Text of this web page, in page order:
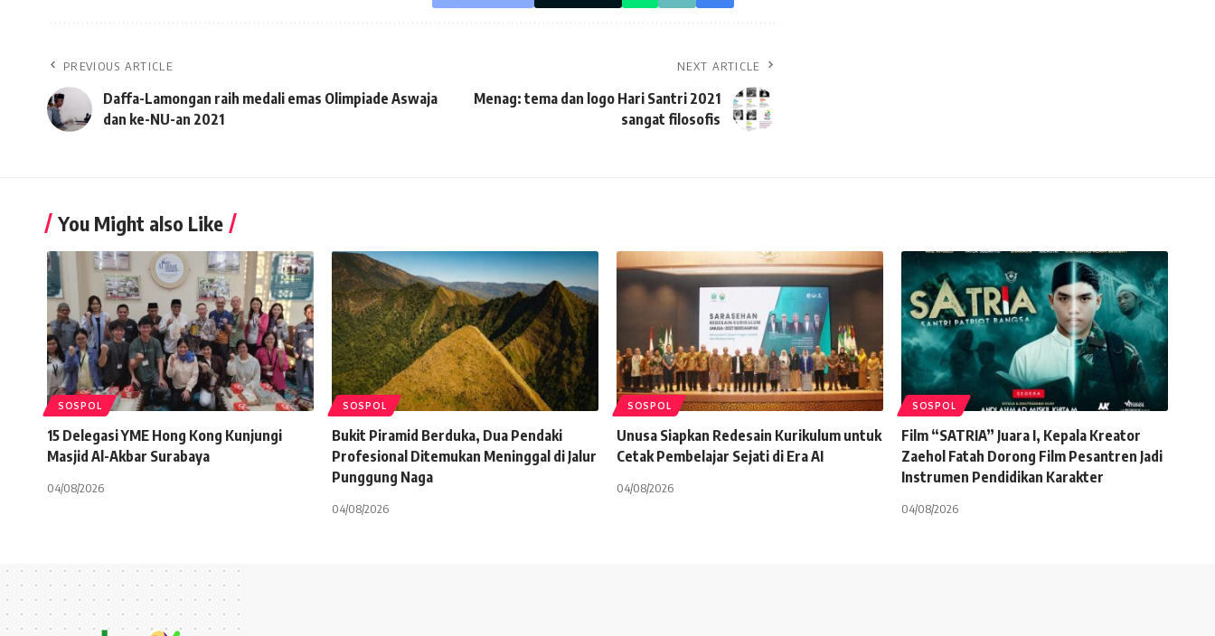
PREVIOUS ARTICLE
Daffa-Lamongan raih medali emas Olimpiade Aswaja
dan ke-NU-an 2021
NEXT ARTICLE
Menag: tema dan logo Hari Santri 2021
sangat filosofis
You Might also Like
SOSPOL
15 Delegasi YME Hong Kong Kunjungi
Masjid Al-Akbar Surabaya
04/08/2026
SOSPOL
Bukit Piramid Berduka, Dua Pendaki
Profesional Ditemukan Meninggal di Jalur
Punggung Naga
04/08/2026
SOSPOL
Unusa Siapkan Redesain Kurikulum untuk
Cetak Pembelajar Sejati di Era AI
04/08/2026
SOSPOL
Film “SATRIA” Juara I, Kepala Kreator
Zaehol Fatah Dorong Film Pesantren Jadi
Instrumen Pendidikan Karakter
04/08/2026